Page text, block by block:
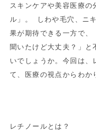
スキンケアや美容医療の
ル」。 しわや毛穴、ニ
果が期待できる一方で、
聞いたけど大丈夫？」と
いでしょうか。今回は、
て、医療の視点からわか
レチノールとは？